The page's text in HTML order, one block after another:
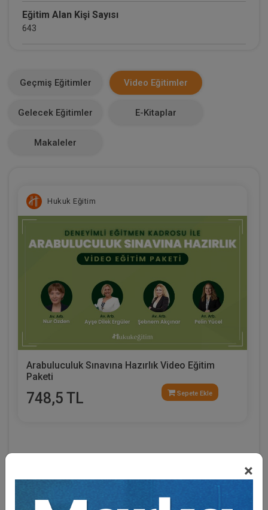
×
Eğitim Alan Kişi Sayısı
643
0
Geçmiş Eğitimler Video Eğitimler
Gelecek Eğitimler E-Kitaplar
Makaleler
Hukuk Eğitim
Arabuluculuk Sınavına Hazırlık Video Eğitim
Paketi
748,5 TL Sepete Ekle